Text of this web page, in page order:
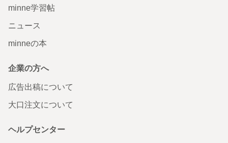
minne学習帖
ニュース
minneの本
企業の方へ
広告出稿について
大口注文について
ヘルプセンター